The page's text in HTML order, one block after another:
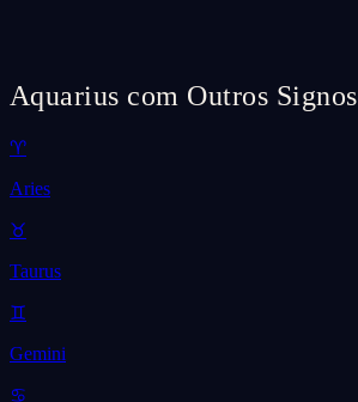
Aquarius com Outros Signos
♈
Aries
♉
Taurus
♊
Gemini
♋